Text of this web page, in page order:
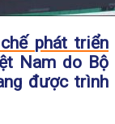
phát triển
Nam do Bộ
được trình